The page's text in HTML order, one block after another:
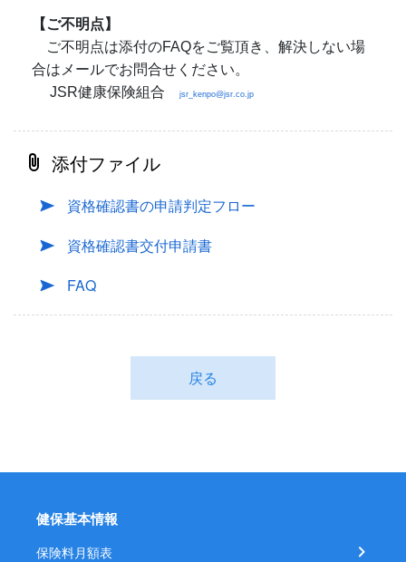
【ご不明点】
ご不明点は添付のFAQをご覧頂き、解決しない場
合はメールでお問合せください。
JSR健康保険組合
jsr_kenpo@jsr.co.jp
添付ファイル
資格確認書の申請判定フロー
資格確認書交付申請書
FAQ
戻る
健保基本情報
保険料月額表